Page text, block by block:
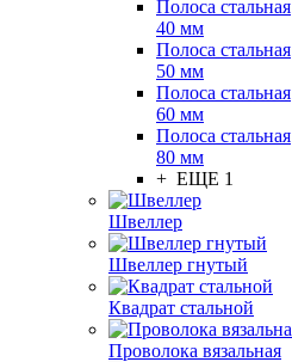
Полоса стальная
40 мм
Полоса стальная
50 мм
Полоса стальная
60 мм
Полоса стальная
80 мм
+ ЕЩЕ 1
Швеллер
Швеллер гнутый
Квадрат стальной
Проволока вязальная